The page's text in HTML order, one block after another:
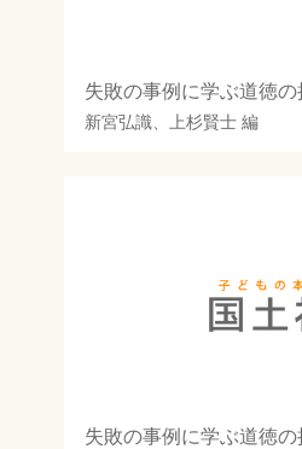
失敗の事例に学ぶ道徳
新宮弘識 上杉賢士編
失敗の事例に学ぶ道徳